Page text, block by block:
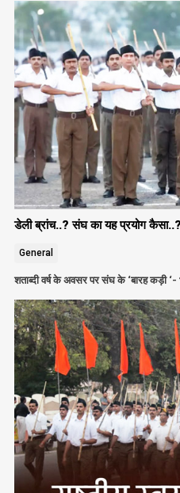
डेली ब्रांच..? संघ का यह प्रयोग कैसा..?
General
शताब्दी वर्ष के अवसर पर संघ के ‘बारह कड़ी